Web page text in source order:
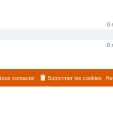
0
0
Supprimer les cookies
contacter